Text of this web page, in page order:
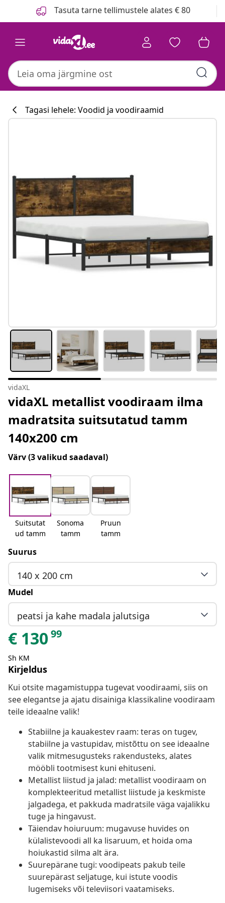
Tasuta tarne tellimustele alates € 80
#sharemevidaxl
Tagasi lehele: Voodid ja voodiraamid
vidaXL
vidaXL metallist voodiraam ilma
madratsita suitsutatud tamm
140x200 cm
Värv(3 valikud saadaval)
Suitsutat
ud tamm
Sonoma
tamm
Pruun
tamm
Suurus
140 x 200 cm
Mudel
peatsi ja kahe madala jalutsiga
€ 13099
Sh KM
Kirjeldus
Kui otsite magamistuppa tugevat voodiraami, siis on
see elegantse ja ajatu disainiga klassikaline voodiraam
teile ideaalne valik!
Stabiilne ja kauakestev raam: teras on tugev,
stabiilne ja vastupidav, mistõttu on see ideaalne
valik mitmesugusteks rakendusteks, alates
mööbli tootmisest kuni ehituseni.
Metallist liistud ja jalad: metallist voodiraam on
komplekteeritud metallist liistude ja keskmiste
jalgadega, et pakkuda madratsile väga vajalikku
tuge ja hingavust.
Täiendav hoiuruum: mugavuse huvides on
külalistevoodi all ka lisaruum, et hoida oma
hoiukastid silma alt ära.
Suurepärane tugi: voodipeats pakub teile
suurepärast seljatuge, kui istute voodis
lugemiseks või televiisori vaatamiseks.